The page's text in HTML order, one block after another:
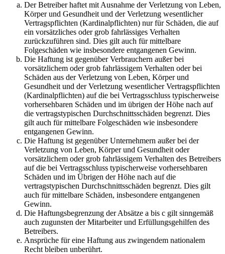
Der Betreiber haftet mit Ausnahme der Verletzung von Leben,
Körper und Gesundheit und der Verletzung wesentlicher
Vertragspflichten (Kardinalpflichten) nur für Schäden, die auf
ein vorsätzliches oder grob fahrlässiges Verhalten
zurückzuführen sind. Dies gilt auch für mittelbare
Folgeschäden wie insbesondere entgangenen Gewinn.
Die Haftung ist gegenüber Verbrauchern außer bei
vorsätzlichem oder grob fahrlässigem Verhalten oder bei
Schäden aus der Verletzung von Leben, Körper und
Gesundheit und der Verletzung wesentlicher Vertragspflichten
(Kardinalpflichten) auf die bei Vertragsschluss typischerweise
vorhersehbaren Schäden und im übrigen der Höhe nach auf
die vertragstypischen Durchschnittsschäden begrenzt. Dies
gilt auch für mittelbare Folgeschäden wie insbesondere
entgangenen Gewinn.
Die Haftung ist gegenüber Unternehmern außer bei der
Verletzung von Leben, Körper und Gesundheit oder
vorsätzlichem oder grob fahrlässigem Verhalten des Betreibers
auf die bei Vertragsschluss typischerweise vorhersehbaren
Schäden und im Übrigen der Höhe nach auf die
vertragstypischen Durchschnittsschäden begrenzt. Dies gilt
auch für mittelbare Schäden, insbesondere entgangenen
Gewinn.
Die Haftungsbegrenzung der Absätze a bis c gilt sinngemäß
auch zugunsten der Mitarbeiter und Erfüllungsgehilfen des
Betreibers.
Ansprüche für eine Haftung aus zwingendem nationalem
Recht bleiben unberührt.